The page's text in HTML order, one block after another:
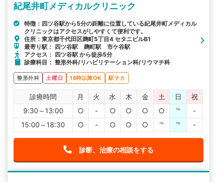
紀尾井町メディカルクリニック
特徴：四ツ谷駅から5分の距離に位置している紀尾井町メディカル
クリニックはアクセスがしやすくて便利です。
住所：東京都千代田区麹町5丁目4 セタニビルB1
最寄り駅： 四ツ谷駅 麹町駅 市ケ谷駅
アクセス： 四ツ谷駅 から徒歩5分
診療科目： 整形外科/リハビリテーション科/リウマチ科
整形外科 土曜日 18時以降OK 駅チカ
診療時間 月 火 水 木 金 土 日
祝
9:30～13:00
○ - ○ ○ ○ ○ ℡
-
15:00～18:30
○ - ○ ○ ○ ℡ ℡ -
診断、治療の相談をする